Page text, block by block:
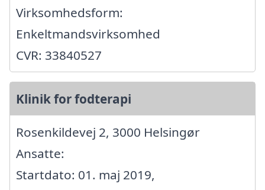
Virksomhedsform:
Enkeltmandsvirksomhed
CVR: 33840527
Klinik for fodterapi
Rosenkildevej 2, 3000 Helsingør
Ansatte:
Startdato: 01. maj 2019,